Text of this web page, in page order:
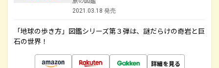
2021.03.18 発売
「地球の歩き方」図鑑シリーズ第３弾は、謎だらけの奇岩と巨
石の世界！
詳細を見る